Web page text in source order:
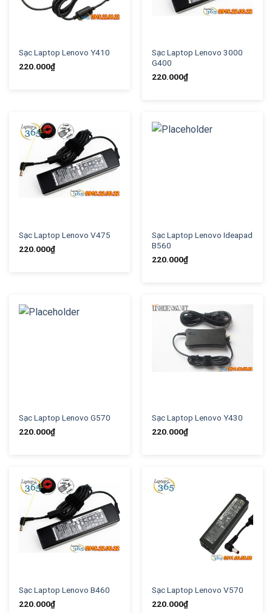
Sạc Laptop Lenovo Y410
220.000₫
Sạc Laptop Lenovo 3000
G400
220.000₫
Sạc Laptop Lenovo V475
220.000₫
Sạc Laptop Lenovo Ideapad
B560
220.000₫
Sạc Laptop Lenovo G570
220.000₫
Sạc Laptop Lenovo Y430
220.000₫
Sạc Laptop Lenovo B460
220.000₫
Sạc Laptop Lenovo V570
220.000₫